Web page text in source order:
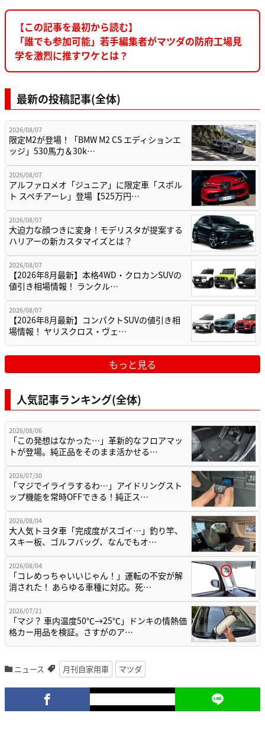
【この記事を最初から読む】
「誰でも参加可能」若手編集者がマツダの防府工場見
学を激烈に推すワケとは？
最新の投稿記事(全体)
2026/08/07
限定M2が登場！「BMW M2 CS エディションエ
ッジ」530馬力＆30k…
2026/08/07
アルファロメオ「ジュニア」に限定車「スポル
ト スペチアーレ」登場【525万円…
2026/08/07
大迫力な顔つきに変身！モデリスタが提案する
ハリアーの新カスタマイズとは？
2026/08/07
【2026年8月最新】本格4WD・クロカンSUVの
値引き相場情報！ ランクル…
2026/08/07
【2026年8月最新】コンパクトSUVの値引き相
場情報！ ヤリスクロス・ヴェ…
もっと見る
人気記事ランキング(全体)
2026/08/06
「この発想はなかった…」革新的なフロアマッ
トが登場。純正品をそのまま活かせる…
2026/07/30
「マジでイライラするわ…」アイドリングスト
ップ機能を常時OFFできる！純正ス…
2026/08/04
大人気トヨタ車「完成度がスゴイ…」釣り竿、
スキー板、ゴルフバッグ、なんでもオ…
2026/08/04
「コレめっちゃいいじゃん！」運転の不安が解
消された！ あらゆる車種に対応。死…
2026/07/21
「マジ？ 車内温度50℃→25℃」ドンキの情熱価
格カー用品を検証。さすがのア…
ニュース 月刊自家用車 マツダ